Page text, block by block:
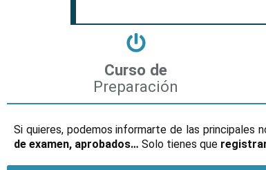
Curso de
Preparación
Si quieres, podemos informarte de las principales
de examen, aprobados… Solo tienes que